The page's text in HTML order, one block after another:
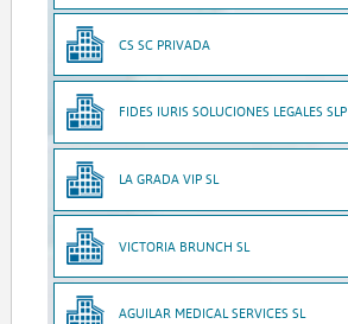
CS SC PRIVADA
FIDES IURIS SOLUCIONES LEGALES SLP
LA GRADA VIP SL
VICTORIA BRUNCH SL
AGUILAR MEDICAL SERVICES SL